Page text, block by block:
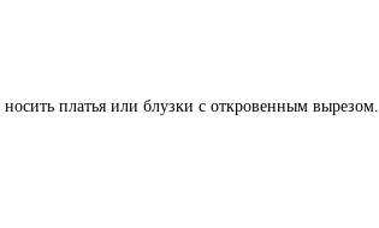
платья или блузки с откровенным вырезом.